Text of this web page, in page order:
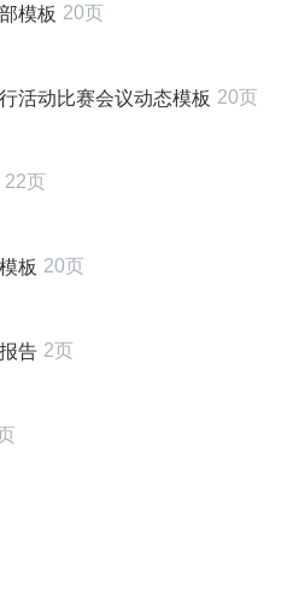
模板 20页
活动比赛会议动态模板 20页
22页
板 20页
告 2页